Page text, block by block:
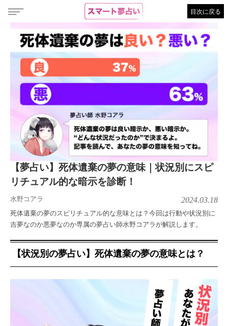
目次に戻る
【夢占い】死体遺棄の夢の意味｜状況別にスピ
リチュアル的な暗示を診断！
水野コアラ 2024.03.18
死体遺棄の夢のスピリチュアル的な意味とは？今回は行動や状況別に
吉夢なのか悪夢なのか専属の夢占い師水野コアラが解説します。
【状況別の夢占い】死体遺棄の夢の意味とは？